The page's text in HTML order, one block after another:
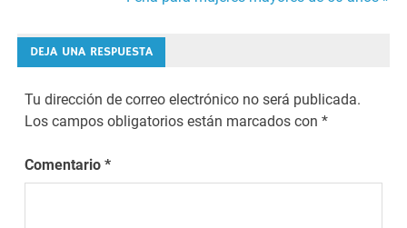
entradas
DEJA UNA RESPUESTA
Tu dirección de correo electrónico no será publicada.
Los campos obligatorios están marcados con*
Comentario*